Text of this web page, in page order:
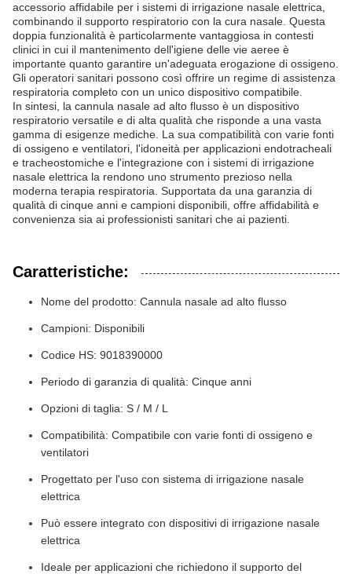
accessorio affidabile per i sistemi di irrigazione nasale elettrica,
combinando il supporto respiratorio con la cura nasale. Questa
doppia funzionalità è particolarmente vantaggiosa in contesti
clinici in cui il mantenimento dell'igiene delle vie aeree è
importante quanto garantire un'adeguata erogazione di ossigeno.
Gli operatori sanitari possono così offrire un regime di assistenza
respiratoria completo con un unico dispositivo compatibile.
In sintesi, la cannula nasale ad alto flusso è un dispositivo
respiratorio versatile e di alta qualità che risponde a una vasta
gamma di esigenze mediche. La sua compatibilità con varie fonti
di ossigeno e ventilatori, l'idoneità per applicazioni endotracheali
e tracheostomiche e l'integrazione con i sistemi di irrigazione
nasale elettrica la rendono uno strumento prezioso nella
moderna terapia respiratoria. Supportata da una garanzia di
qualità di cinque anni e campioni disponibili, offre affidabilità e
convenienza sia ai professionisti sanitari che ai pazienti.
Caratteristiche:
Nome del prodotto: Cannula nasale ad alto flusso
Campioni: Disponibili
Codice HS: 9018390000
Periodo di garanzia di qualità: Cinque anni
Opzioni di taglia: S / M / L
Compatibilità: Compatibile con varie fonti di ossigeno e
ventilatori
Progettato per l'uso con sistema di irrigazione nasale
elettrica
Può essere integrato con dispositivi di irrigazione nasale
elettrica
Ideale per applicazioni che richiedono il supporto del